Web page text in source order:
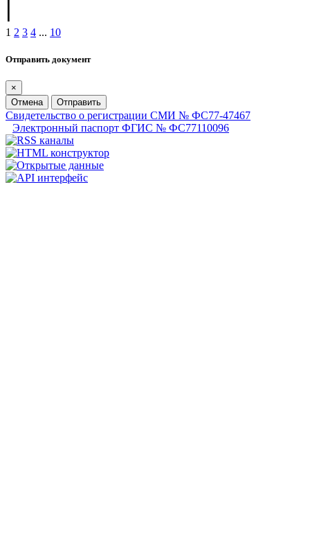
1 2 3 4 ... 10
Отправить документ
×
Отмена
Отправить
Свидетельство о регистрации СМИ № ФС77-47467
Электронный паспорт ФГИС № ФС77110096